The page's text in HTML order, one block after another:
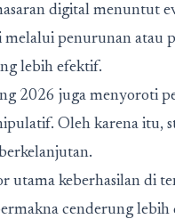
digital menuntut
penurunan atau
lebih efektif.
2026 juga menyoroti
Oleh karena itu,
utama keberhasilan di
cenderung